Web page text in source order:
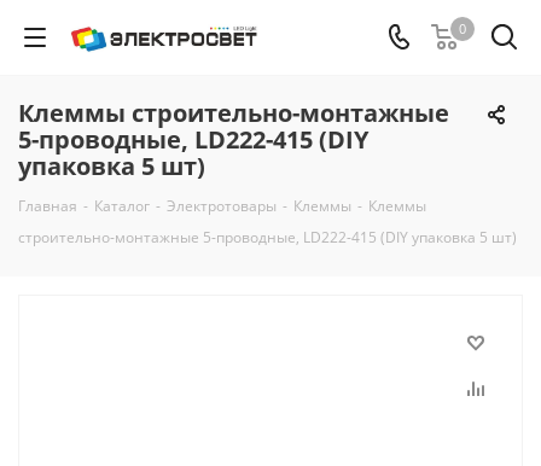
0
Клеммы строительно-монтажные
5-проводные, LD222-415 (DIY
упаковка 5 шт)
Главная - Каталог - Электротовары - Клеммы - Клеммы
строительно-монтажные 5-проводные, LD222-415 (DIY упаковка 5 шт)